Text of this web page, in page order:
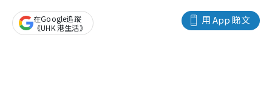
用 App 睇文
在Google追蹤
《UHK 港生活》